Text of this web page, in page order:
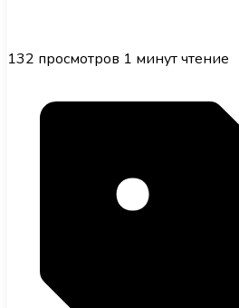
132 просмотров 1 минут чтение